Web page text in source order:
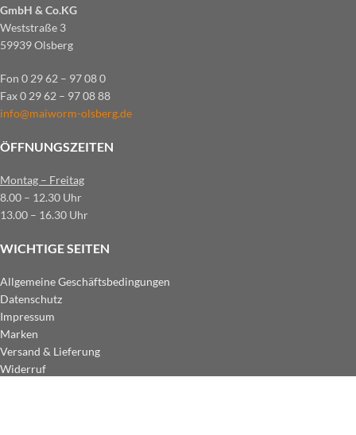
GmbH & Co.KG
Weststraße 3
59939 Olsberg
Fon 0 29 62 – 97 08 0
Fax 0 29 62 – 97 08 88
info@maiworm-olsberg.de
ÖFFNUNGSZEITEN
Montag – Freitag
8.00 – 12.30 Uhr
13.00 – 16.30 Uhr
WICHTIGE SEITEN
Allgemeine Geschäftsbedingungen
Datenschutz
Impressum
Marken
Versand & Lieferung
Widerruf